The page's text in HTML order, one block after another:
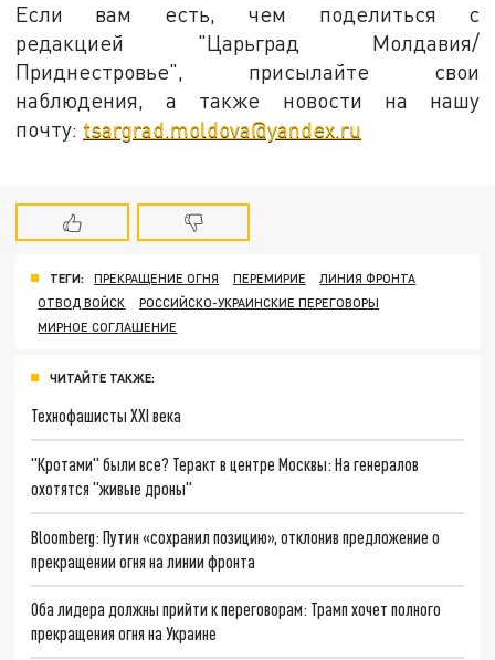
Если вам есть, чем поделиться с
редакцией "Царьград Молдавия/
Приднестровье", присылайте свои
наблюдения, а также новости на нашу
почту: tsargrad.moldova@yandex.ru
ТЕГИ: ПРЕКРАЩЕНИЕ ОГНЯ ПЕРЕМИРИЕ
ЛИНИЯ ФРОНТА
ОТВОД ВОЙСК
РОССИЙСКО-УКРАИНСКИЕ ПЕРЕГОВОРЫ
МИРНОЕ СОГЛАШЕНИЕ
ЧИТАЙТЕ ТАКЖЕ:
Технофашисты XXI века
"Кротами" были все? Теракт в центре Москвы: На генералов
охотятся "живые дроны"
Bloomberg: Путин «сохранил позицию», отклонив предложение о
прекращении огня на линии фронта
Оба лидера должны прийти к переговорам: Трамп хочет полного
прекращения огня на Украине